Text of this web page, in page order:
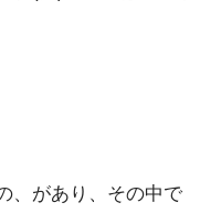
、があり、その中で